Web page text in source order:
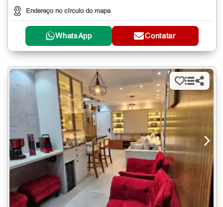
Endereço no círculo do mapa
WhatsApp Contatar